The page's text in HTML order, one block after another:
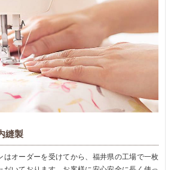
縫製
はオーダーを受けてから、福井県の工場で一枚